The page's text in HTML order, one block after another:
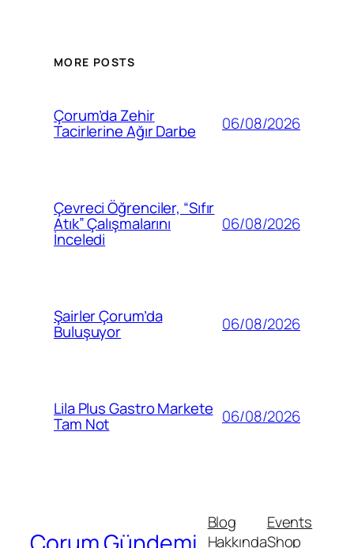
MORE POSTS
Çorum’da Zehir
Tacirlerine Ağır Darbe 06/08/2026
Çevreci Öğrenciler, “Sıfır
Atık” Çalışmalarını
İnceledi
06/08/2026
Şairler Çorum’da
Buluşuyor 06/08/2026
Lila Plus Gastro Markete
Tam Not 06/08/2026
Blog
Hakkında
Events
Shop